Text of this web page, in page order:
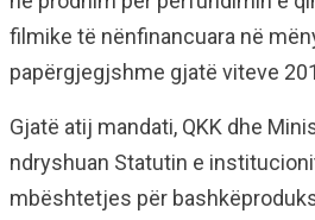
filmike të nënfinancuara në
papërgjegjshme gjatë viteve
Gjatë atij mandati, QKK dhe
ndryshuan Statutin e
mbështetjes për